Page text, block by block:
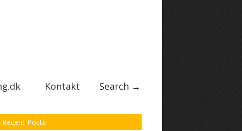
Kontakt Search →
Recent Posts